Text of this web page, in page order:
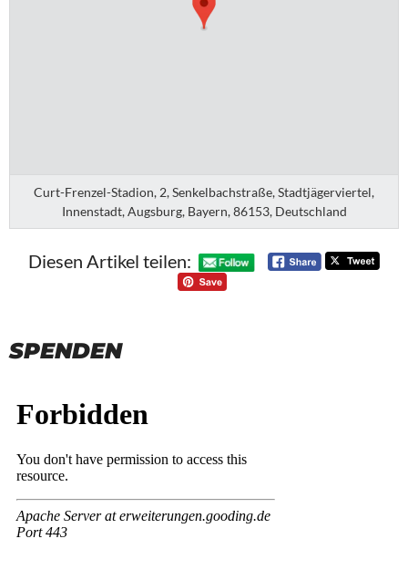
Curt-Frenzel-Stadion, 2, Senkelbachstraße, Stadtjägerviertel,
Innenstadt, Augsburg, Bayern, 86153, Deutschland
Diesen Artikel teilen:
SPENDEN